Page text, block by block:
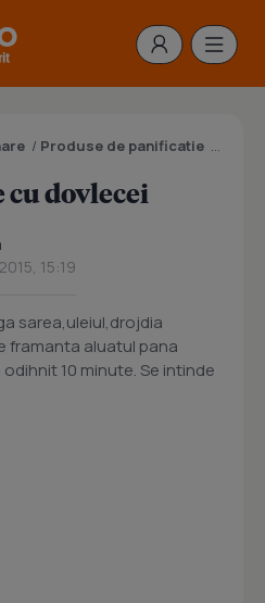
/ Produse de panificatie
dovlecei
15:19
sarea,uleiul,drojdia
framanta aluatul pana
10 minute. Se intinde